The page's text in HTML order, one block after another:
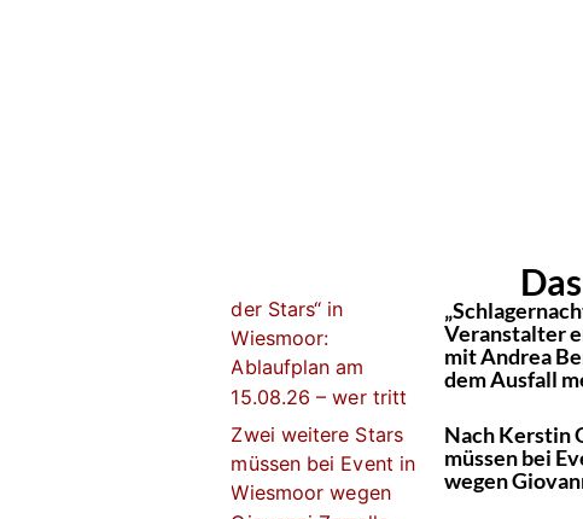
Veranstalter
mit Andrea
dem Ausfall
Nach Kerstin
müssen bei
wegen